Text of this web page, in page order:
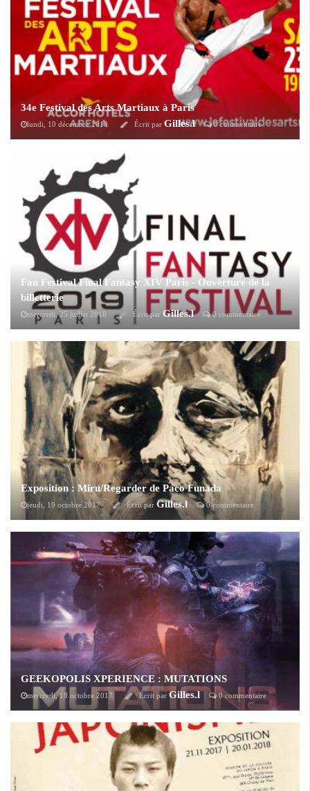
34e Festival des Arts Martiaux à Paris
lundi, 10 décembre 2018 Écrit par Gilles.l 0 commentaire
Le 23 mars 2019 se déroulera à l'AccordHotels Arena à Paris le 34e
Festival des Arts Martiaux. Le temps d’une soirée, le public est invité au
voyage dans l’univers des arts martiaux anciens, traditionnels et
modernes. Avec 300 pratiquants venus du monde entier.
Fan Festival Final Fantasy XIV Paris - Ouverture de la
billetterie
mercredi, 25 juillet 2018 Écrit par Gilles.l 0 commentaire
SQUARE ENIX a annoncé il y a quelques jours que les billets pour le
Fan Festival Européen dédié à FINAL FANTASY XIV qui se déroulera à
La Grande Halle de La Villette de Paris du 2 au 3 février 2019 sont
désormais disponibles à la vente pour les joueurs actifs, en avance sur
l’ouverture à la vente au grand public la semaine prochaine.
Exposition : Miru/Regarder de Paco Funada
jeudi, 19 octobre 2017 Écrit par Gilles.l 0 commentaire
Depuis le 18 octobre et jusqu'au 4 novembre prochain se déroule à la
Sway Gallery à Paris, l'exposition ‘MIRU/REGARDER’ de l’artiste
pluridisciplinaire japonais PACO FUNADA.
GEEKOPOLIS XPERIENCE : MUTATIONS
mercredi, 18 octobre 2017 Écrit par Gilles.l 0 commentaire
Pour Halloween 2017, devenez le héro d'une aventure digne d'un film
d'horreur avec MUTATIONS, la première aventure immersive et
coopérative grandeur nature au Nord de Paris qui se déroulera du 28
octobre au 05 novembre prochain.